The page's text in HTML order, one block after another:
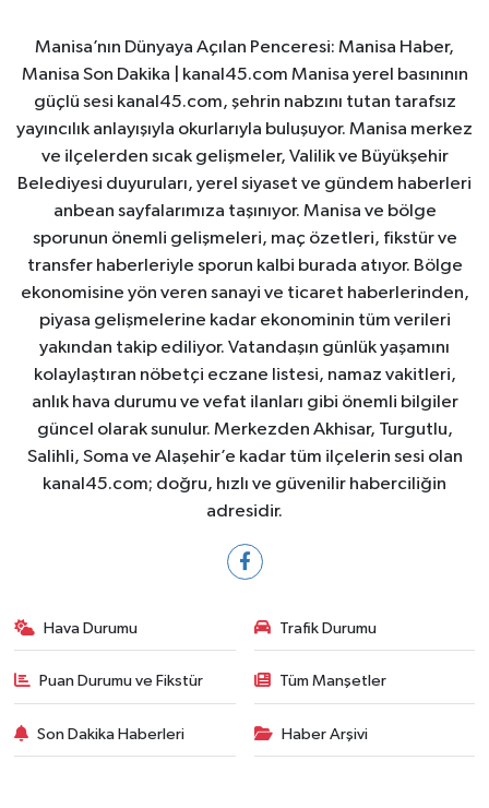
Manisa’nın Dünyaya Açılan Penceresi: Manisa Haber,
Manisa Son Dakika | kanal45.com Manisa yerel basınının
güçlü sesi kanal45.com, şehrin nabzını tutan tarafsız
yayıncılık anlayışıyla okurlarıyla buluşuyor. Manisa merkez
ve ilçelerden sıcak gelişmeler, Valilik ve Büyükşehir
Belediyesi duyuruları, yerel siyaset ve gündem haberleri
anbean sayfalarımıza taşınıyor. Manisa ve bölge
sporunun önemli gelişmeleri, maç özetleri, fikstür ve
transfer haberleriyle sporun kalbi burada atıyor. Bölge
ekonomisine yön veren sanayi ve ticaret haberlerinden,
piyasa gelişmelerine kadar ekonominin tüm verileri
yakından takip ediliyor. Vatandaşın günlük yaşamını
kolaylaştıran nöbetçi eczane listesi, namaz vakitleri,
anlık hava durumu ve vefat ilanları gibi önemli bilgiler
güncel olarak sunulur. Merkezden Akhisar, Turgutlu,
Salihli, Soma ve Alaşehir’e kadar tüm ilçelerin sesi olan
kanal45.com; doğru, hızlı ve güvenilir haberciliğin
adresidir.
Hava Durumu Trafik Durumu
Puan Durumu ve Fikstür Tüm Manşetler
Son Dakika Haberleri Haber Arşivi